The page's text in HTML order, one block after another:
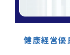
健康経営優